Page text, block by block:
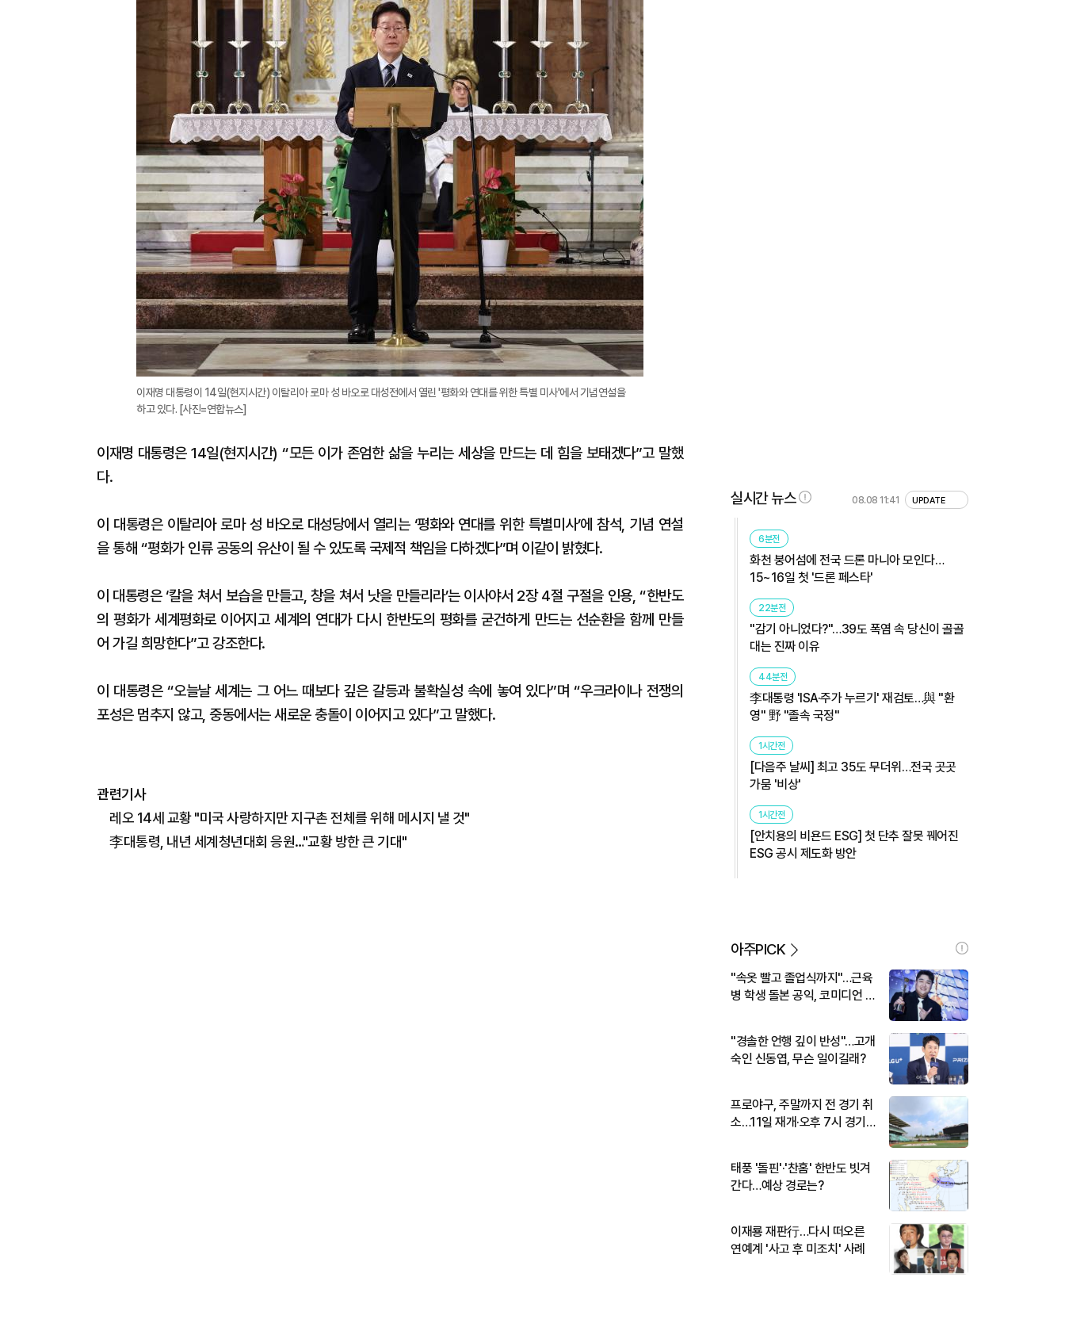
이재명 대통령이 14일(현지시간) 이탈리아 로마 성 바오로 대성전에서 열린 '평화와 연대를 위한 특별 미사'에서 기념연설을
하고 있다. [사진=연합뉴스]
이재명 대통령은 14일(현지시간) “모든 이가 존엄한 삶을 누리는 세상을 만드는 데 힘을 보태겠다”고 말했
다.
이 대통령은 이탈리아 로마 성 바오로 대성당에서 열리는 ‘평화와 연대를 위한 특별미사’에 참석, 기념 연설
을 통해 “평화가 인류 공동의 유산이 될 수 있도록 국제적 책임을 다하겠다”며 이같이 밝혔다.
이 대통령은 ‘칼을 쳐서 보습을 만들고, 창을 쳐서 낫을 만들리라’는 이사야서 2장 4절 구절을 인용, “한반도
의 평화가 세계평화로 이어지고 세계의 연대가 다시 한반도의 평화를 굳건하게 만드는 선순환을 함께 만들
어 가길 희망한다”고 강조한다.
이 대통령은 “오늘날 세계는 그 어느 때보다 깊은 갈등과 불확실성 속에 놓여 있다”며 “우크라이나 전쟁의
포성은 멈추지 않고, 중동에서는 새로운 충돌이 이어지고 있다”고 말했다.
관련기사
레오 14세 교황 "미국 사랑하지만 지구촌 전체를 위해 메시지 낼 것"
李대통령, 내년 세계청년대회 응원…"교황 방한 큰 기대"
실시간 뉴스 08.08 11:41 UPDATE
6분전
화천 붕어섬에 전국 드론 마니아 모인다…
15~16일 첫 '드론 페스타'
22분전
"감기 아니었다?"…39도 폭염 속 당신이 골골
대는 진짜 이유
44분전
李대통령 'ISA·주가 누르기' 재검토…與 "환
영" 野 "졸속 국정"
1시간전
[다음주 날씨] 최고 35도 무더위…전국 곳곳
가뭄 '비상'
1시간전
[안치용의 비욘드 ESG] 첫 단추 잘못 꿰어진
ESG 공시 제도화 방안
아주PICK
"속옷 빨고 졸업식까지"…근육
병 학생 돌본 공익, 코미디언 김
"경솔한 언행 깊이 반성"…고개
숙인 신동엽, 무슨 일이길래?
프로야구, 주말까지 전 경기 취
소…11일 재개·오후 7시 경기
태풍 '돌핀'·'찬홈' 한반도 빗겨
간다…예상 경로는?
이재룡 재판行…다시 떠오른
연예계 '사고 후 미조치' 사례